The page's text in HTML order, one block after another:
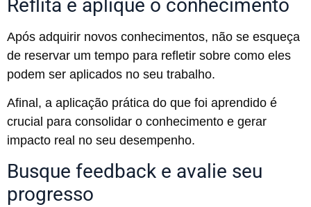
Reflita e aplique o conhecimento
Após adquirir novos conhecimentos, não se esqueça
de reservar um tempo para refletir sobre como eles
podem ser aplicados no seu trabalho.
Afinal, a aplicação prática do que foi aprendido é
crucial para consolidar o conhecimento e gerar
impacto real no seu desempenho.
Busque feedback e avalie seu
progresso